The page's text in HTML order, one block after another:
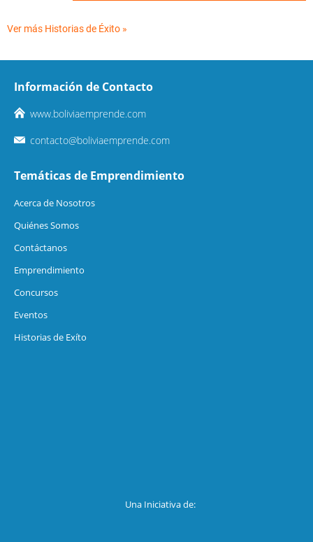
Ver más Historias de Éxito »
Información de Contacto
www.boliviaemprende.com
contacto@boliviaemprende.com
Temáticas de Emprendimiento
Acerca de Nosotros
Quiénes Somos
Contáctanos
Emprendimiento
Concursos
Eventos
Historias de Exíto
Una Iniciativa de: